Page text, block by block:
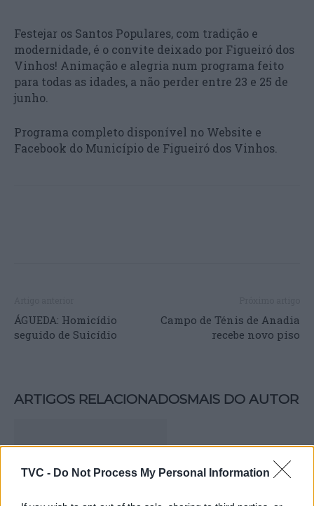
TVC - Do Not Process My Personal Information
Festejar os Santos Populares, com tradição e
modernidade, é o convite deixado por Figueiró dos
Vinhos! Animação e alegria num programa feito
para todas as idades, a não perder entre 23 e 25 de
junho.
Programa completo disponível no Website e
Facebook do Município de Figueiró dos Vinhos.
ÁGUEDA: Homicídio
seguido de Suicídio
Campo de Ténis de Anadia
recebe novo piso
ARTIGOS RELACIONADOSMAIS DO AUTOR